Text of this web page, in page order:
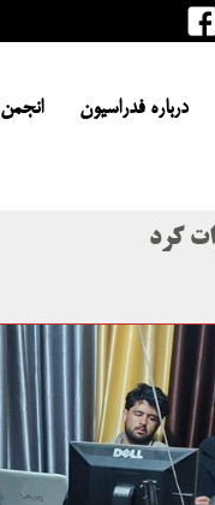
درباره فدراسیون
کرد